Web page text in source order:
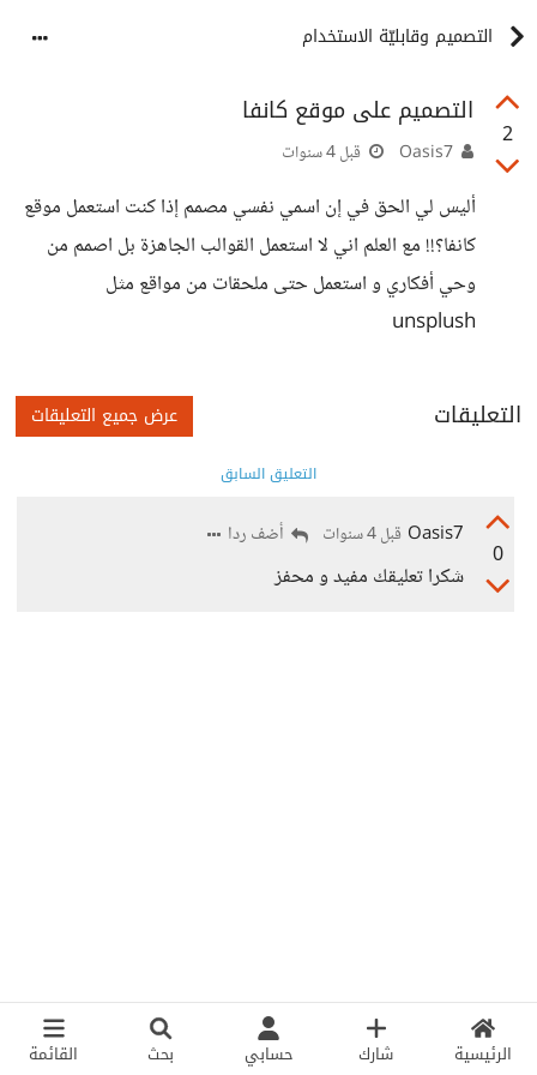
الرئيسية شارك حسابي بحث القائمة
التصميم وقابليّة الاستخدام
2
التصميم على موقع كانفا
قبل 4 سنوات
أليس لي الحق في إن اسمي نفسي مصمم إذا كنت استعمل موقع
كانفا؟!! مع العلم اني لا استعمل القوالب الجاهزة بل اصمم من
وحي أفكاري و استعمل حتى ملحقات من مواقع مثل
unsplush
التعليقات عرض جميع التعليقات
التعليق السابق
0
Oasis7 قبل 4 سنوات أضف ردا
شكرا تعليقك مفيد و محفز